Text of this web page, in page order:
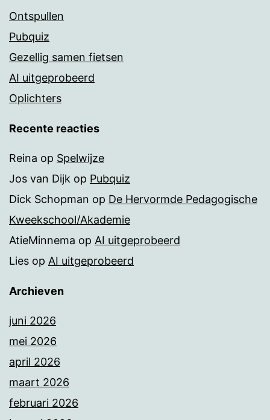
Ontspullen
Pubquiz
Gezellig samen fietsen
AI uitgeprobeerd
Oplichters
Recente reacties
Reina op Spelwijze
Jos van Dijk op Pubquiz
Dick Schopman op De Hervormde Pedagogische
Kweekschool/Akademie
AtieMinnema op AI uitgeprobeerd
Lies op AI uitgeprobeerd
Archieven
juni 2026
mei 2026
april 2026
maart 2026
februari 2026